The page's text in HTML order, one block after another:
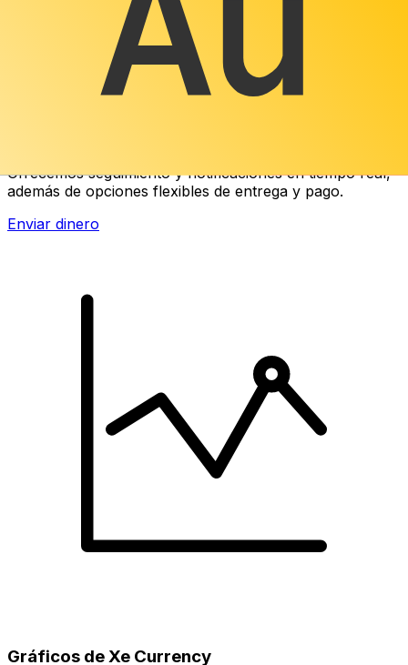
Ofrecemos seguimiento y notificaciones en tiempo real,
además de opciones flexibles de entrega y pago.
Enviar dinero
Gráficos de Xe Currency